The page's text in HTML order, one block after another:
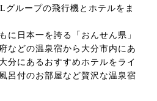
グループの飛行機とホテルをま
に日本一を誇る「おんせん県」
などの温泉宿から大分市内にあ
分にあるおすすめホテルをライ
呂付のお部屋など贅沢な温泉宿